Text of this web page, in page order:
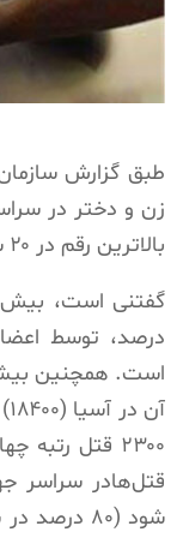
زن و دختر در
بالاترین رقم در ۲۰ سال گذشته است.
درصد، توسط
۲۳۰۰ قتل
قتل‌هادر سراسر